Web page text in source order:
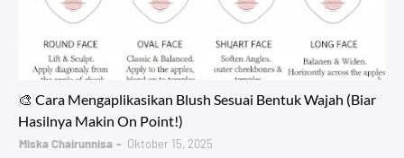
🎨 Cara Mengaplikasikan Blush Sesuai Bentuk Wajah (Biar
Hasilnya Makin On Point!)
Miska Chairunnisa
Oktober 15, 2025